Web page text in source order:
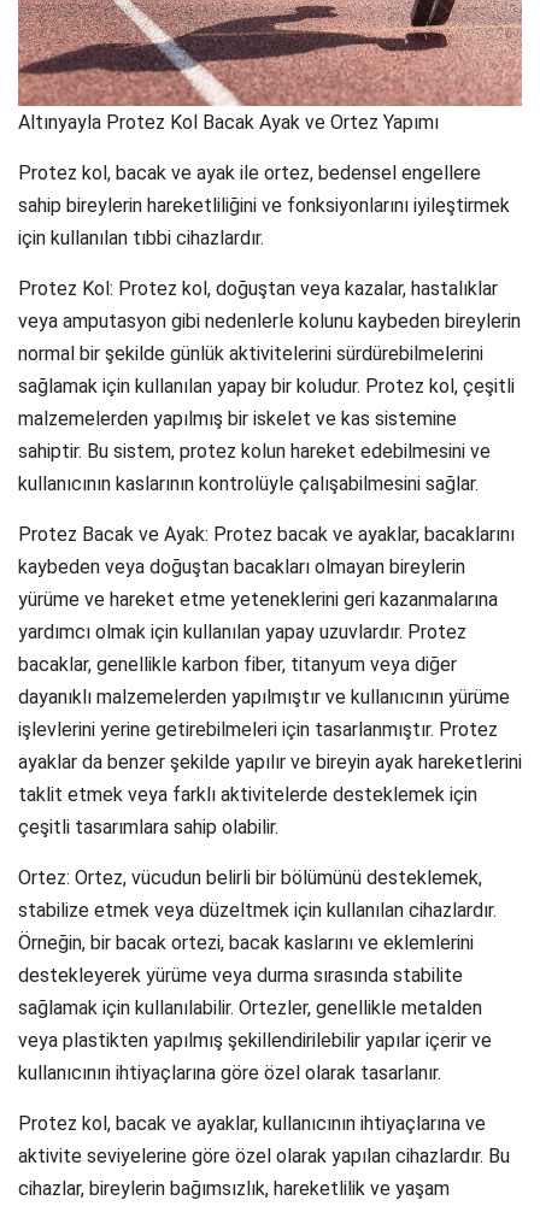
Altınyayla Protez Kol Bacak Ayak ve Ortez Yapımı
Protez kol, bacak ve ayak ile ortez, bedensel engellere
sahip bireylerin hareketliliğini ve fonksiyonlarını iyileştirmek
için kullanılan tıbbi cihazlardır.
Protez Kol: Protez kol, doğuştan veya kazalar, hastalıklar
veya amputasyon gibi nedenlerle kolunu kaybeden bireylerin
normal bir şekilde günlük aktivitelerini sürdürebilmelerini
sağlamak için kullanılan yapay bir koludur. Protez kol, çeşitli
malzemelerden yapılmış bir iskelet ve kas sistemine
sahiptir. Bu sistem, protez kolun hareket edebilmesini ve
kullanıcının kaslarının kontrolüyle çalışabilmesini sağlar.
Protez Bacak ve Ayak: Protez bacak ve ayaklar, bacaklarını
kaybeden veya doğuştan bacakları olmayan bireylerin
yürüme ve hareket etme yeteneklerini geri kazanmalarına
yardımcı olmak için kullanılan yapay uzuvlardır. Protez
bacaklar, genellikle karbon fiber, titanyum veya diğer
dayanıklı malzemelerden yapılmıştır ve kullanıcının yürüme
işlevlerini yerine getirebilmeleri için tasarlanmıştır. Protez
ayaklar da benzer şekilde yapılır ve bireyin ayak hareketlerini
taklit etmek veya farklı aktivitelerde desteklemek için
çeşitli tasarımlara sahip olabilir.
Ortez: Ortez, vücudun belirli bir bölümünü desteklemek,
stabilize etmek veya düzeltmek için kullanılan cihazlardır.
Örneğin, bir bacak ortezi, bacak kaslarını ve eklemlerini
destekleyerek yürüme veya durma sırasında stabilite
sağlamak için kullanılabilir. Ortezler, genellikle metalden
veya plastikten yapılmış şekillendirilebilir yapılar içerir ve
kullanıcının ihtiyaçlarına göre özel olarak tasarlanır.
Protez kol, bacak ve ayaklar, kullanıcının ihtiyaçlarına ve
aktivite seviyelerine göre özel olarak yapılan cihazlardır. Bu
cihazlar, bireylerin bağımsızlık, hareketlilik ve yaşam